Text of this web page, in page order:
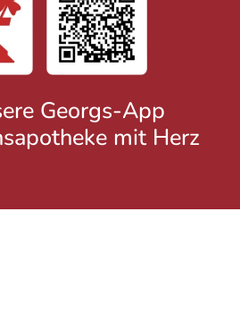
Georgs-App
mit Herz